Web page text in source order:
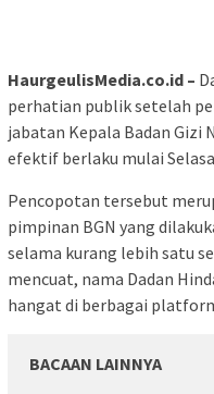
HaurgeulisMedia.co.id –
perhatian publik setelah
jabatan Kepala Badan Gizi
efektif berlaku mulai
Pencopotan tersebut
pimpinan BGN yang
selama kurang lebih satu
mencuat, nama Dadan
hangat di berbagai
BACAAN LAINNYA